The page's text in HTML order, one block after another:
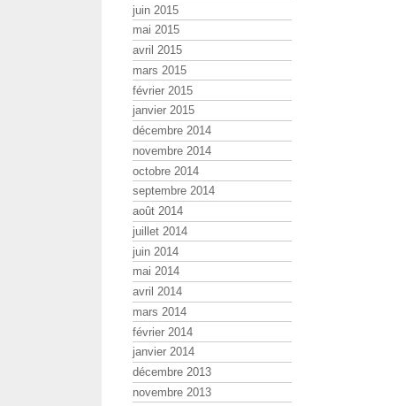
juin 2015
mai 2015
avril 2015
mars 2015
février 2015
janvier 2015
décembre 2014
novembre 2014
octobre 2014
septembre 2014
août 2014
juillet 2014
juin 2014
mai 2014
avril 2014
mars 2014
février 2014
janvier 2014
décembre 2013
novembre 2013